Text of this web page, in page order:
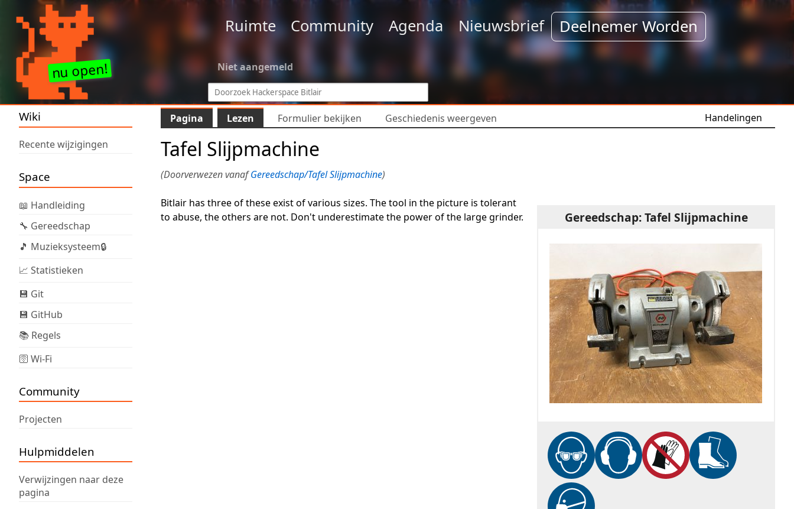
Ruimte Community Agenda Nieuwsbrief Deelnemer Worden
Niet aangemeld
Wiki
Recente wijzigingen
Space
📖 Handleiding
🔧 Gereedschap
🎵 Muzieksysteem🔒
📈 Statistieken
💾 Git
💾 GitHub
📚 Regels
🛜 Wi-Fi
Community
Projecten
Hulpmiddelen
Verwijzingen naar deze
pagina
Pagina Lezen Formulier bekijken Geschiedenis weergeven Handelingen
Tafel Slijpmachine
(Doorverwezen vanafGereedschap/Tafel Slijpmachine)
Gereedschap: Tafel Slijpmachine
Bitlair has three of these exist of various sizes. The tool in the picture is tolerant
to abuse, the others are not. Don't underestimate the power of the large grinder.